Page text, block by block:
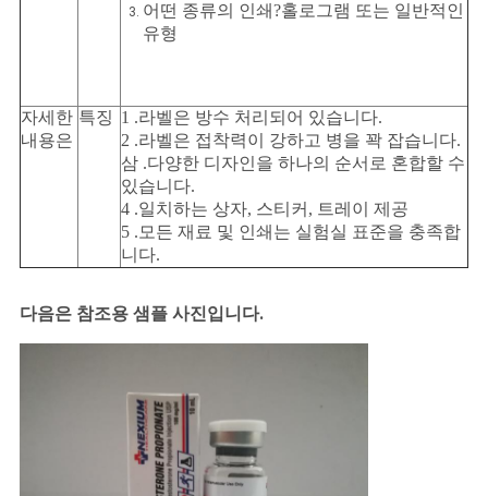
어떤 종류의 인쇄?홀로그램 또는 일반적인
유형
자세한
내용은
특징 1 .라벨은 방수 처리되어 있습니다.
2 .라벨은 접착력이 강하고 병을 꽉 잡습니다.
삼 .다양한 디자인을 하나의 순서로 혼합할 수
있습니다.
4 .일치하는 상자, 스티커, 트레이 제공
5 .모든 재료 및 인쇄는 실험실 표준을 충족합
니다.
다음은 참조용 샘플 사진입니다.